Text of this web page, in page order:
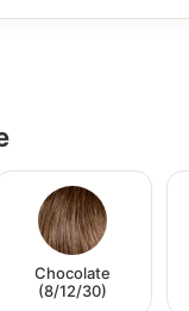
Chocolate
(8/12/30)